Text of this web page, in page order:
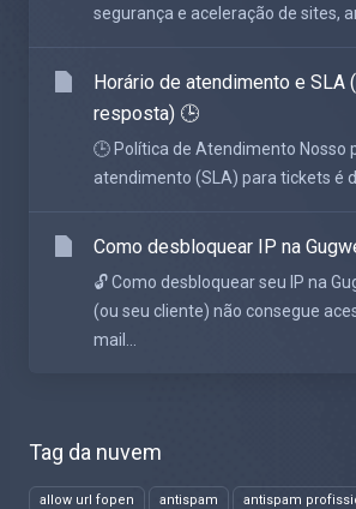
Tag da nuvem
allow url fopen antispam antispam
segurança e aceleração de sites,
Horário de atendimento e SLA
resposta) 🕒
🕒 Política de Atendimento Nosso
atendimento (SLA) para tickets é
Como desbloquear IP na
🔓 Como desbloquear seu IP na
(ou seu cliente) não consegue
mail...